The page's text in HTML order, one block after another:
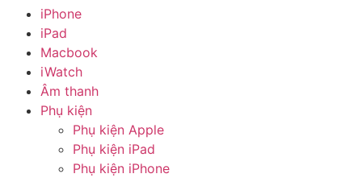
iPhone
iPad
Macbook
iWatch
Âm thanh
Phụ kiện
Phụ kiện Apple
Phụ kiện iPad
Phụ kiện iPhone